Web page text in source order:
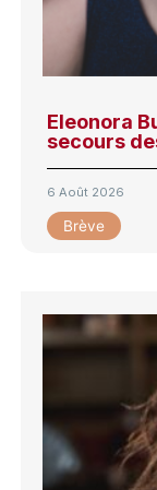
Eleonora
secours
6 Août 2026
Brève